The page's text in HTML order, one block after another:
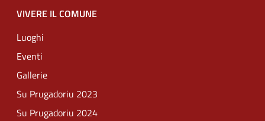
VIVERE IL COMUNE
Luoghi
Eventi
Gallerie
Su Prugadoriu 2023
Su Prugadoriu 2024